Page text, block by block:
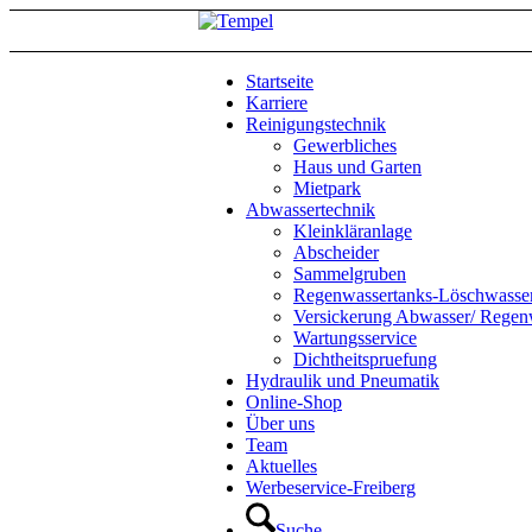
Startseite
Karriere
Reinigungstechnik
Gewerbliches
Haus und Garten
Mietpark
Abwassertechnik
Kleinkläranlage
Abscheider
Sammelgruben
Regenwassertanks-
Versickerung Abwasser/
Wartungsservice
Dichtheitspruefung
Hydraulik und Pneumatik
Online-Shop
Über uns
Team
Aktuelles
Werbeservice-Freiberg